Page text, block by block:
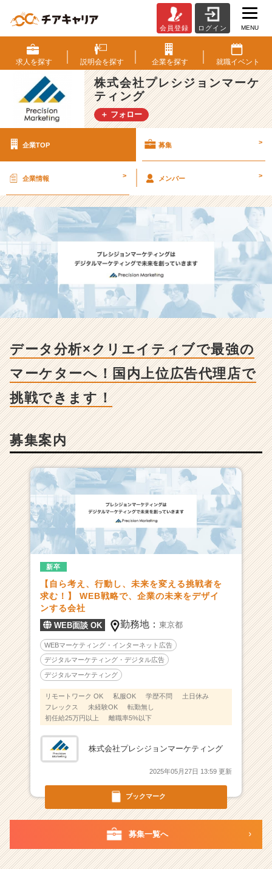
式
会
社
プ
レ
シ
ジ
マ
テ
グ
の
採
用/
求
人
-
タ
析
ク
テ
ィ
ブ
で
最
強
の
ー
タ
ー
国
内
上
位
広
告
代
理
挑
き
す！
|
ベ
ン
会員登録 ログイン MENU
求人を探す 説明会を探す 企業を探す 就職イベント
株式会社プレシジョンマーケ
ティング
＋ フォロー
企業TOP 募集 >
企業情報 > メンバー >
データ分析×クリエイティブで最強の
マーケターへ！国内上位広告代理店で
挑戦できます！
募集案内
ブックマーク
新卒
【自ら考え、行動し、未来を変える挑戦者を
求む！】 WEB戦略で、企業の未来をデザイ
ンする会社
WEB面談 OK 勤務地：東京都
WEBマーケティング・インターネット広告
デジタルマーケティング・デジタル広告
デジタルマーケティング
リモートワーク OK 私服OK 学歴不問
土日休み
フレックス
未経験OK
転勤無し
初任給25万円以上
離職率5%以下
株式会社プレシジョンマーケティング
2025年05月27日 13:59 更新
募集一覧へ